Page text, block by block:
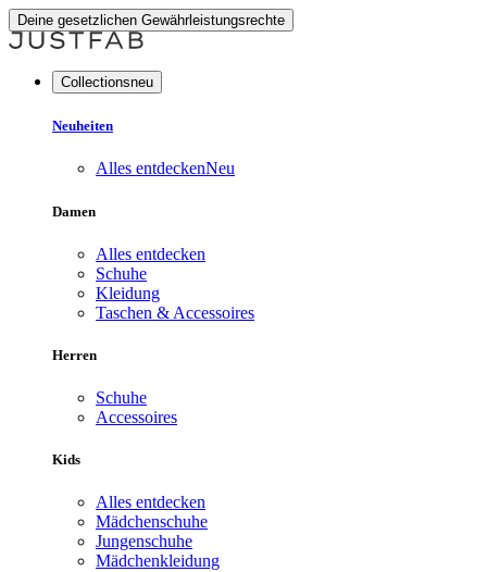
Deine gesetzlichen Gewährleistungsrechte
Collectionsneu
Neuheiten
Alles entdeckenNeu
Damen
Alles entdecken
Schuhe
Kleidung
Taschen & Accessoires
Herren
Schuhe
Accessoires
Kids
Alles entdecken
Mädchenschuhe
Jungenschuhe
Mädchenkleidung